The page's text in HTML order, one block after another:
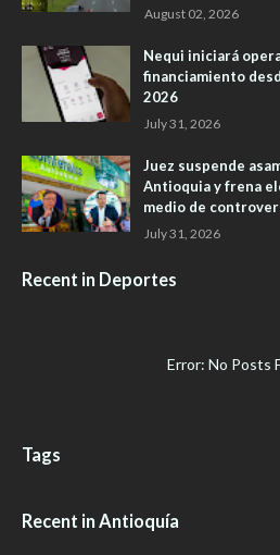
August 02, 2026
Nequi iniciará
financiamiento
2026
July 31, 2026
Juez suspende
Antioquia y frena
medio de
July 31, 2026
Recent in Deportes
Error: No Posts
Tags
Recent in Antioquía